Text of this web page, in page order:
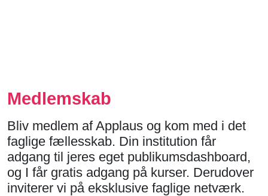
Medlemskab
Bliv medlem af Applaus og kom med i det
faglige fællesskab. Din institution får
adgang til jeres eget publikumsdashboard,
og I får gratis adgang på kurser. Derudover
inviterer vi på eksklusive faglige netværk.